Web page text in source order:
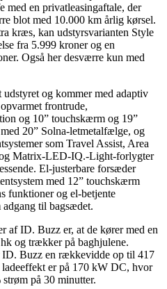
en privatleasingaftale, der
blot med 10.000 km årlig kørsel.
kræs, kan udstyrsvarianten Style
fra 5.999 kroner og en
Også her desværre kun med
og kommer med adaptiv
frontrude,
og 10” touchskærm og 19”
20” Solna-letmetalfælge, og
som Travel Assist, Area
Matrix-LED-IQ.-Light-forlygter
El-justerbare forsæder
med 12” touchskærm
funktioner og el-betjente
til bagsædet.
af ID. Buzz er, at de kører med en
og trækker på baghjulene.
Buzz en rækkevidde op til 417
er på 170 kW DC, hvor
på 30 minutter.